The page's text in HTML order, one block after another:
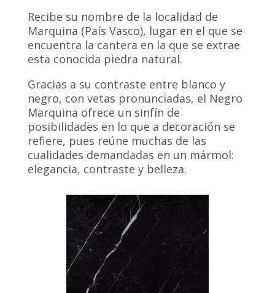
Recibe su nombre de la localidad de
Marquina (País Vasco), lugar en el que se
encuentra la cantera en la que se extrae
esta conocida piedra natural.
Gracias a su contraste entre blanco y
negro, con vetas pronunciadas, el Negro
Marquina ofrece un sinfín de
posibilidades en lo que a decoración se
refiere, pues reúne muchas de las
cualidades demandadas en un mármol:
elegancia, contraste y belleza.